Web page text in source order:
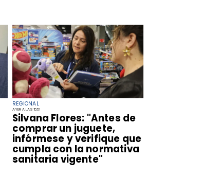
REGIONAL
AYER A LAS 15:51
​Silvana Flores: "Antes de
comprar un juguete,
infórmese y verifique que
cumpla con la normativa
sanitaria vigente"